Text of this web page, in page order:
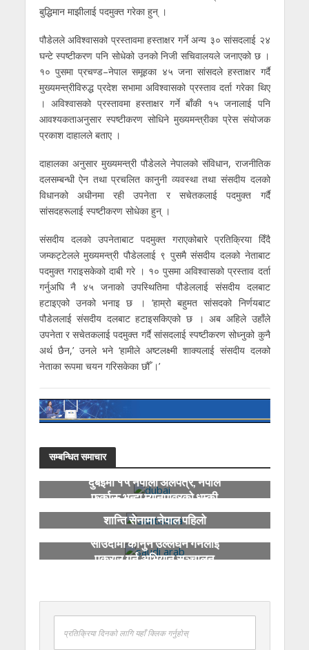
बुद्धिमान माझीलाई पदमुक्त गरेका हुन् ।
पौडेलले अविश्वासको प्रस्तावमा हस्ताक्षर गर्ने अन्य ३० सांसदलाई २४
घन्टे स्पष्टीकरण पनि सोधेको उनको निजी सचिवालयले जनाएको छ ।
१० पुसमा प्रचण्ड–नेपाल समूहका ४५ जना सांसदले हस्ताक्षर गर्दै
मुख्यमन्त्रीविरुद्ध प्रदेश सभामा अविश्वासको प्रस्ताव दर्ता गरेका थिए
। अविश्वासको प्रस्तावमा हस्ताक्षर गर्ने बाँकी १५ जनालाई पनि
आवश्यकताअनुसार स्पष्टीकरण सोधिने मुख्यमन्त्रीका प्रेस संयोजक
प्रकाश दाहालले बताए ।
दाहालका अनुसार मुख्यमन्त्री पौडेलले नेपालको संविधान, राजनीतिक
दलसम्बन्धी ऐन तथा प्रचलित कानुनी व्यवस्था तथा संसदीय दलको
विधानको अधीनमा रही उपनेता र सचेतकलाई पदमुक्त गर्दै
सांसदहरूलाई स्पष्टीकरण सोधेका हुन् ।
संसदीय दलको उपनेताबाट पदमुक्त गराएकोबारे प्रतिक्रिया दिँदै
जम्कट्टेलले मुख्यमन्त्री पौडेललाई ९ पुसमै संसदीय दलको नेताबाट
पदमुक्त गराइसकेको दाबी गरे । १० पुसमा अविश्वासको प्रस्ताव दर्ता
गर्नुअघि नै ४५ जनाको उपस्थितिमा पौडेललाई संसदीय दलबाट
हटाइएको उनको भनाइ छ । ‘हाम्रो बहुमत सांसदको निर्णयबाट
पौडेललाई संसदीय दलबाट हटाइसकिएको छ । अब अहिले उहाँले
उपनेता र सचेतकलाई पदमुक्त गर्दै सांसदलाई स्पष्टीकरण सोध्नुको कुनै
अर्थ छैन,’ उनले भने ‘हामीले अष्टलक्ष्मी शाक्यलाई संसदीय दलको
नेताका रूपमा चयन गरिसकेका छौँ ।’
सम्बन्धित समाचार
दुबईमा १५ नेपाली अलपत्र, नेपाल
फर्काऊ भन्दा म्यानपावरको धम्की
शान्ति सेनामा नेपाल पहिलो
साउदीमा कानुन उल्लंघन गर्नेलाई
पक्राउ गर्न अभियान सञ्चालन
प्रतिक्रिया दिनको लागि यहाँ क्लिक गर्नुहोस्